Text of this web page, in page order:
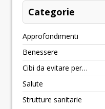
Categorie
Approfondimenti
Benessere
Cibi da evitare per…
Salute
Strutture sanitarie